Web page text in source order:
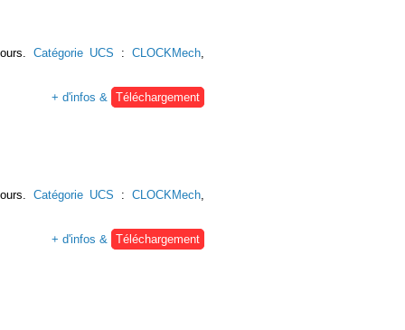
Catégorie UCS :CLOCKMech,
+ d'infos & Téléchargement
Catégorie UCS :CLOCKMech
+ d'infos &
Téléchargement